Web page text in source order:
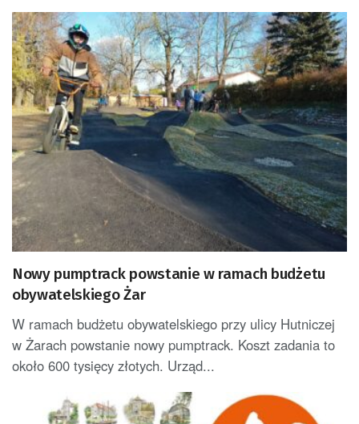
Nowy pumptrack powstanie w ramach budżetu
obywatelskiego Żar
W ramach budżetu obywatelskiego przy ulicy Hutniczej
w Żarach powstanie nowy pumptrack. Koszt zadania to
około 600 tysięcy złotych. Urząd...